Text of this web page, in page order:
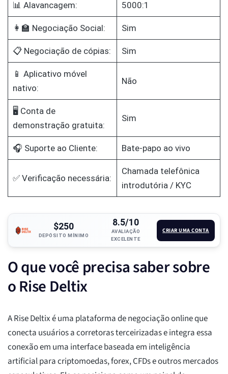
📊 Alavancagem: 5000:1
👩‍🏫 Negociação Social: Sim
📋 Negociação de cópias: Sim
📱 Aplicativo móvel
nativo:
Não
🖥️ Conta de
demonstração gratuita:
Sim
🎧 Suporte ao Cliente: Bate-papo ao vivo
✅ Verificação necessária:
Chamada telefônica
introdutória / KYC
$250
DEPÓSITO MÍNIMO
8.5/10
AVALIAÇÃO
EXCELENTE
CRIAR UMA CONTA
O que você precisa saber sobre
o Rise Deltix
A Rise Deltix é uma plataforma de negociação online que
conecta usuários a corretoras terceirizadas e integra essa
conexão em uma interface baseada em inteligência
artificial para criptomoedas, forex, CFDs e outros mercados